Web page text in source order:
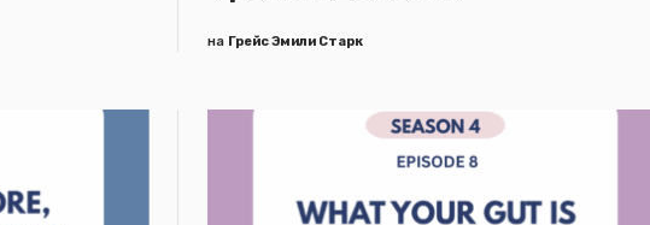
на Грейс Эмили Старк